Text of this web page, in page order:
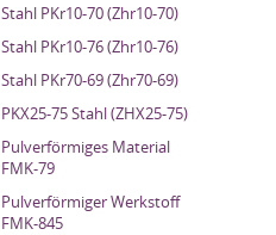
Stahl PKr10-70 (Zhr10-70)
Stahl PKr10-76 (Zhr10-76)
Stahl PKr70-69 (Zhr70-69)
PKX25-75 Stahl (ZHX25-75)
Pulverförmiges Material
FMK-79
Pulverförmiger Werkstoff
FMK-845